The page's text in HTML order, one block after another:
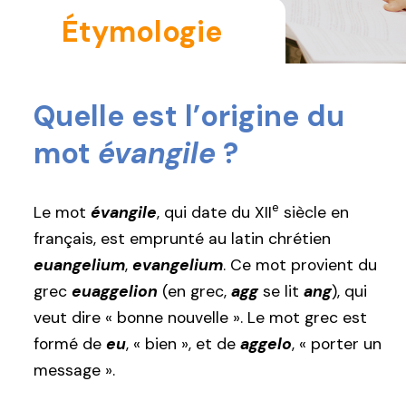
Étymologie
Quelle est l’origine du
mot évangile ?
Le mot évangile, qui date du XIIe siècle en
français, est emprunté au latin chrétien
euangelium, evangelium. Ce mot provient du
grec euaggelion (en grec, aggse lit ang), qui
veut dire « bonne nouvelle ». Le mot grec est
formé de eu, « bien », et de aggelo, « porter un
message ».